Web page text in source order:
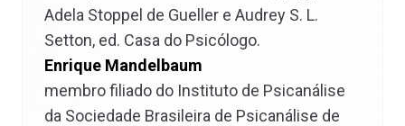
Adela Stoppel de Gueller e Audrey S. L.
Setton, ed. Casa do Psicólogo.
Enrique Mandelbaum
membro filiado do Instituto de Psicanálise
da Sociedade Brasileira de Psicanálise de